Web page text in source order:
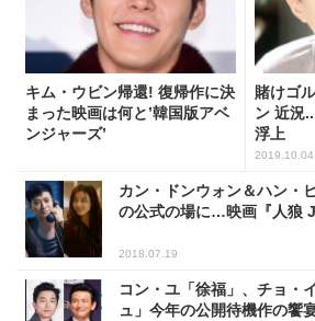
キム・ウビン帰還! 復帰作に決
まった映画は何と’韓国版アベ
ンジャーズ’
賭けゴ
ン 近況
浮上
2019.10.04
カン・ドンウォン＆ハン・
の公式の場に…映画『人狼
2018.07.19
コン・ユ「徐福」、チョ・
ュ」今年の公開待機作の饗